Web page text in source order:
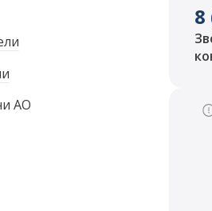
АО
8